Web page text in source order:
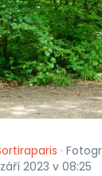
·
2023 v 08:25